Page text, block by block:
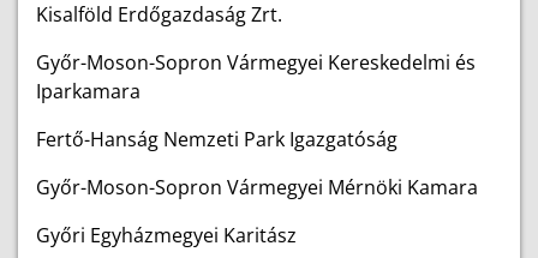
Kisalföld Erdőgazdaság Zrt.
Győr-Moson-Sopron Vármegyei Kereskedelmi és
Iparkamara
Fertő-Hanság Nemzeti Park Igazgatóság
Győr-Moson-Sopron Vármegyei Mérnöki Kamara
Győri Egyházmegyei Karitász